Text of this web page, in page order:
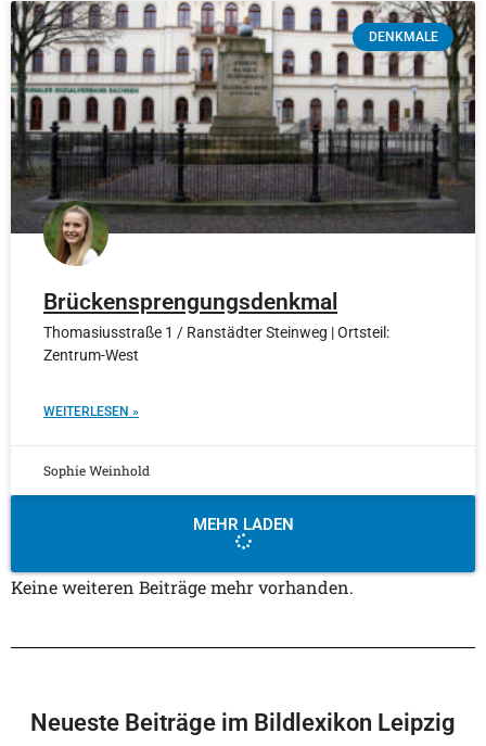
DENKMALE
Brückensprengungsdenkmal
Thomasiusstraße 1 / Ranstädter Steinweg | Ortsteil:
Zentrum-West
WEITERLESEN »
Sophie Weinhold
MEHR LADEN
Keine weiteren Beiträge mehr vorhanden.
Neueste Beiträge im Bildlexikon Leipzig